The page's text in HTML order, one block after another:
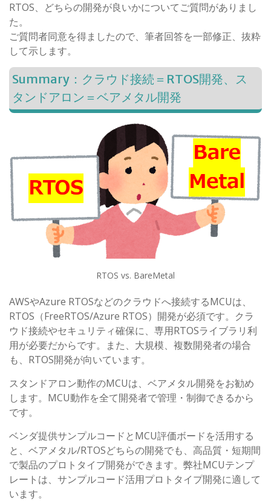
RTOS、どちらの開発が良いかについてご質問がありまし
た。
ご質問者同意を得ましたので、筆者回答を一部修正、抜粋
して示します。
Summary：クラウド接続＝RTOS開発、ス
タンドアロン＝ベアメタル開発
RTOS vs. BareMetal
AWSやAzure RTOSなどのクラウドへ接続するMCUは、
RTOS（FreeRTOS/Azure RTOS）開発が必須です。クラ
ウド接続やセキュリティ確保に、専用RTOSライブラリ利
用が必要だからです。また、大規模、複数開発者の場合
も、RTOS開発が向いています。
スタンドアロン動作のMCUは、ベアメタル開発をお勧め
します。MCU動作を全て開発者で管理・制御できるから
です。
ベンダ提供サンプルコードとMCU評価ボードを活用する
と、ベアメタル/RTOSどちらの開発でも、高品質・短期間
で製品のプロトタイプ開発ができます。弊社MCUテンプ
レートは、サンプルコード活用プロトタイプ開発に適して
います。